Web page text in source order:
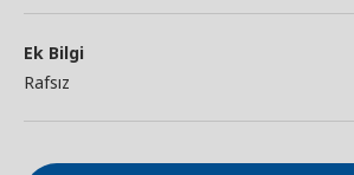
Ek Bilgi
Rafsız